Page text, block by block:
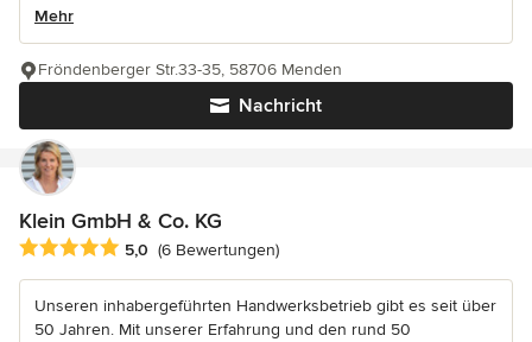
Mehr
Nachricht
Fröndenberger Str.33-35, 58706 Menden
Klein GmbH & Co. KG
Durchschnittliche Bewertung: 5 von 5 Sternen
5,0 (6 Bewertungen)
Unseren inhabergeführten Handwerksbetrieb gibt es seit über
50 Jahren. Mit unserer Erfahrung und den rund 50